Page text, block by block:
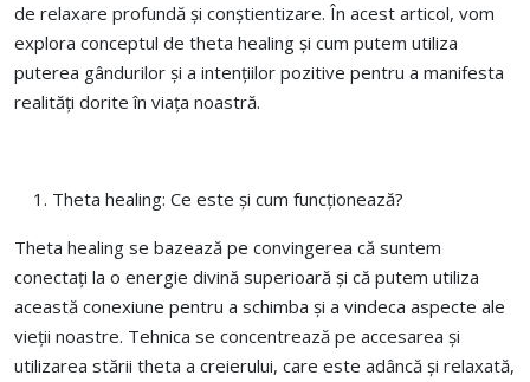
de relaxare profundă și conștientizare. În acest articol, vom
explora conceptul de theta healing și cum putem utiliza
puterea gândurilor și a intențiilor pozitive pentru a manifesta
realități dorite în viața noastră.
Theta healing: Ce este și cum funcționează?
Theta healing se bazează pe convingerea că suntem
conectați la o energie divină superioară și că putem utiliza
această conexiune pentru a schimba și a vindeca aspecte ale
vieții noastre. Tehnica se concentrează pe accesarea și
utilizarea stării theta a creierului, care este adâncă și relaxată,